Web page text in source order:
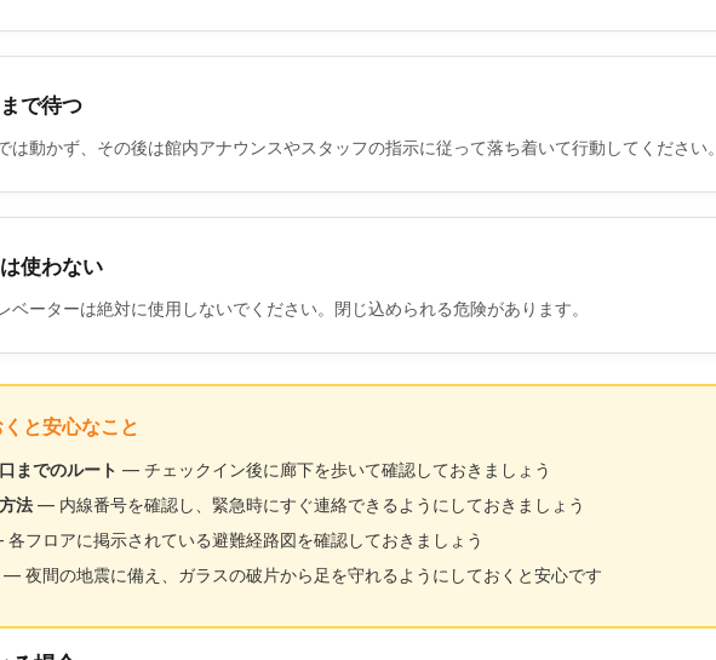
で待つ
は動かず、その後は館内アナウンスやスタッフの指示に従って落ち着いて行動してください。
使わない
ベーターは絶対に使用しないでください。閉じ込められる危険があります。
と安心なこと
までのルート — チェックイン後に廊下を歩いて確認しておきましょう
法 — 内線番号を確認し、緊急時にすぐ連絡できるようにしておきましょう
フロアに掲示されている避難経路図を確認しておきましょう
— 夜間の地震に備え、ガラスの破片から足を守れるようにしておくと安心です